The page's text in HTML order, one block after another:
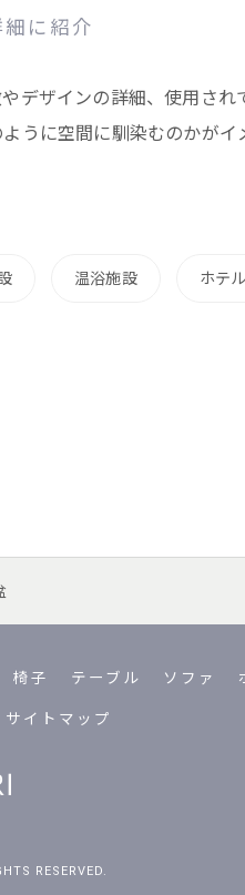
に紹介
デザインの詳細、使用さ
うに空間に馴染むのかが
温浴施設 ホテル
椅子 テーブル ソファ
サイトマップ
RESERVED.